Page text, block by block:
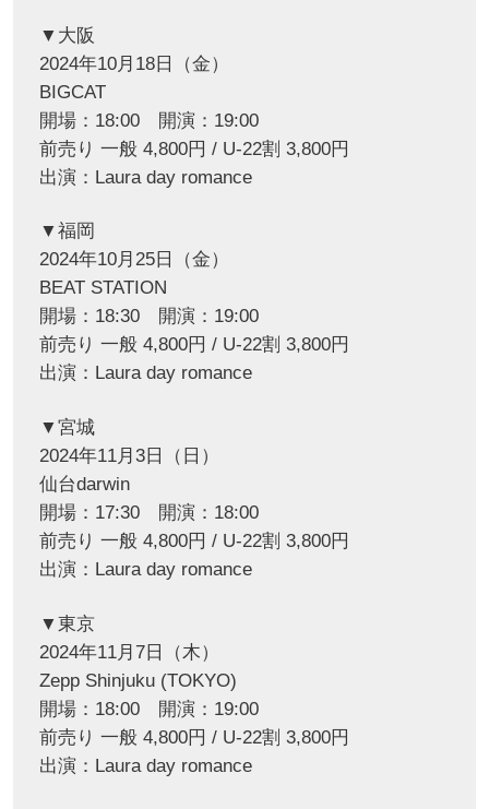
▼大阪
2024年10月18日（金）
BIGCAT
開場：18:00 開演：19:00
前売り 一般 4,800円 / U-22割 3,800円
出演：Laura day romance
▼福岡
2024年10月25日（金）
BEAT STATION
開場：18:30 開演：19:00
前売り 一般 4,800円 / U-22割 3,800円
出演：Laura day romance
▼宮城
2024年11月3日（日）
仙台darwin
開場：17:30 開演：18:00
前売り 一般 4,800円 / U-22割 3,800円
出演：Laura day romance
▼東京
2024年11月7日（木）
Zepp Shinjuku (TOKYO)
開場：18:00 開演：19:00
前売り 一般 4,800円 / U-22割 3,800円
出演：Laura day romance